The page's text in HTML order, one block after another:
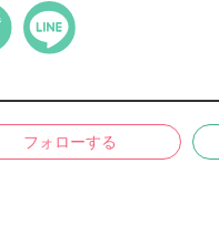
フォローする